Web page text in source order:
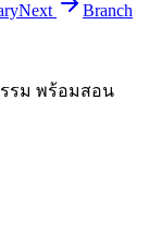
Next
Branch
รรม พร้อมสอน